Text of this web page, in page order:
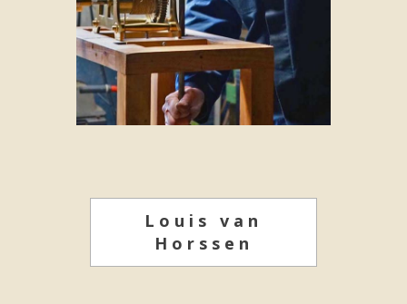
Louis van
Horssen